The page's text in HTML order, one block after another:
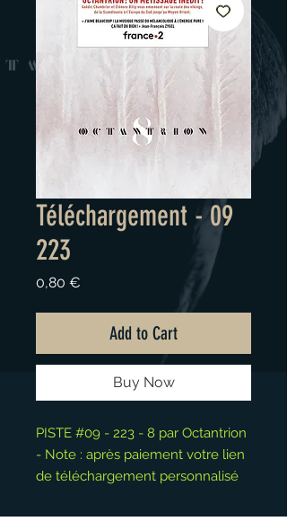
Téléchargement - 09
223
0,80 €
Add to Cart
Buy Now
PISTE #09 - 223 - 8 par Octantrion
- Note : après paiement votre lien
de téléchargement personnalisé
"Merci".